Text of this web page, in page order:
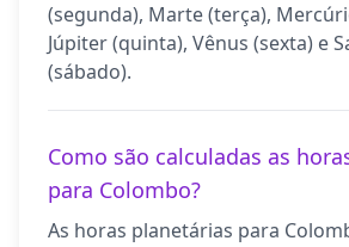
(segunda), Marte (terça),
Júpiter (quinta), Vênus (sexta) e
(sábado).
Como são calculadas as
para Colombo?
As horas planetárias para